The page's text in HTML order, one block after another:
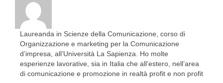
Laureanda in Scienze della Comunicazione, corso di
Organizzazione e marketing per la Comunicazione
d’impresa, all’Università La Sapienza. Ho molte
esperienze lavorative, sia in Italia che all’estero, nell’area
di comunicazione e promozione in realtà profit e non profit